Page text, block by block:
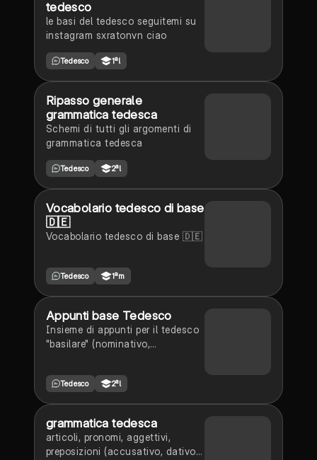
tedesco
le basi del tedesco seguitemi su
instagram sxratonvn ciao
Tedesco 1ªl
Ripasso generale
grammatica tedesca
Schemi di tutti gli argomenti di
grammatica tedesca
Tedesco 2ªl
Vocabolario tedesco di base
🇩🇪
Vocabolario tedesco di base 🇩🇪
Tedesco 1ªm
Appunti base Tedesco
Insieme di appunti per il tedesco
"basilare" (nominativo,
base/intermedio)
Tedesco 2ªl
grammatica tedesca
articoli, pronomi, aggettivi,
preposizioni (accusativo, dativo)